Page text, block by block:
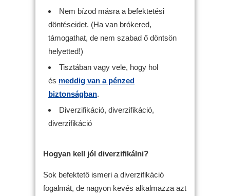
Nem bízod másra a befektetési
döntéseidet. (Ha van brókered,
támogathat, de nem szabad ő döntsön
helyetted!)
Tisztában vagy vele, hogy hol
és meddig van a pénzed
biztonságban.
Diverzifikáció, diverzifikáció,
diverzifikáció
Hogyan kell jól diverzifikálni?
Sok befektető ismeri a diverzifikáció
fogalmát, de nagyon kevés alkalmazza azt